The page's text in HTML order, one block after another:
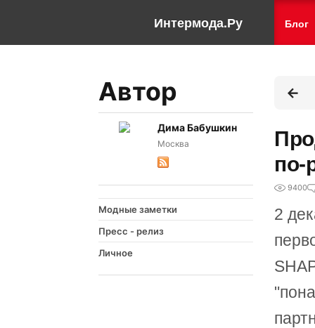
Интермода.Ру Блог
Автор
Дима Бабушкин
Москва
Модные заметки
Пресс - релиз
Личное
по-
9400
2